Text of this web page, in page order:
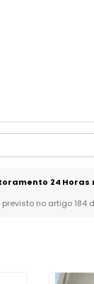
24 Horas
no artigo 184